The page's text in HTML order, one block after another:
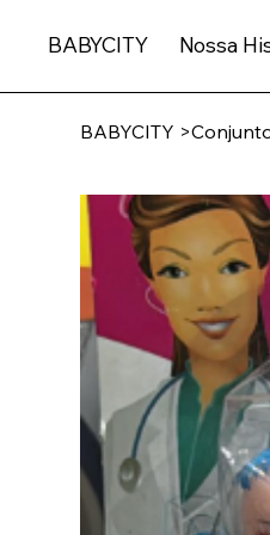
BABYCITY Nossa
BABYCITY >